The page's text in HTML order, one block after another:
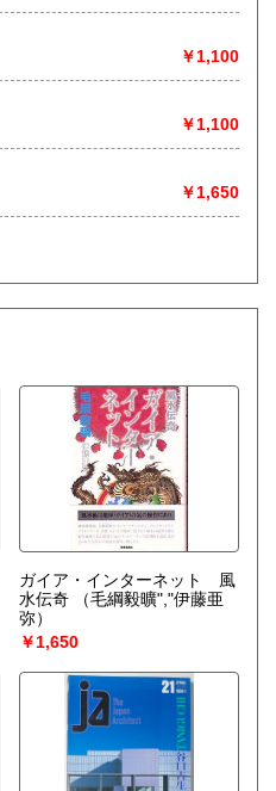
￥1,100
￥1,100
￥1,650
ガイア・インターネット 風
水伝奇
（毛綱毅曠","伊藤亜
弥）
￥1,650